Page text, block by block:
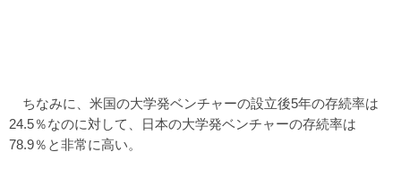
ちなみに、米国の大学発ベンチャーの設立後5年の存続率は
24.5％なのに対して、日本の大学発ベンチャーの存続率は
78.9％と非常に高い。